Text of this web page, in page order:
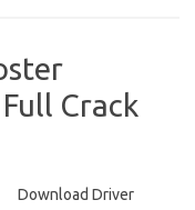
Crack
Download Driver